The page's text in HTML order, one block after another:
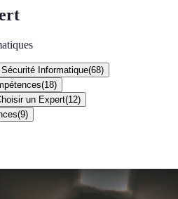
Sécurité Informatique(68)
(18)
un Expert(12)
(9)